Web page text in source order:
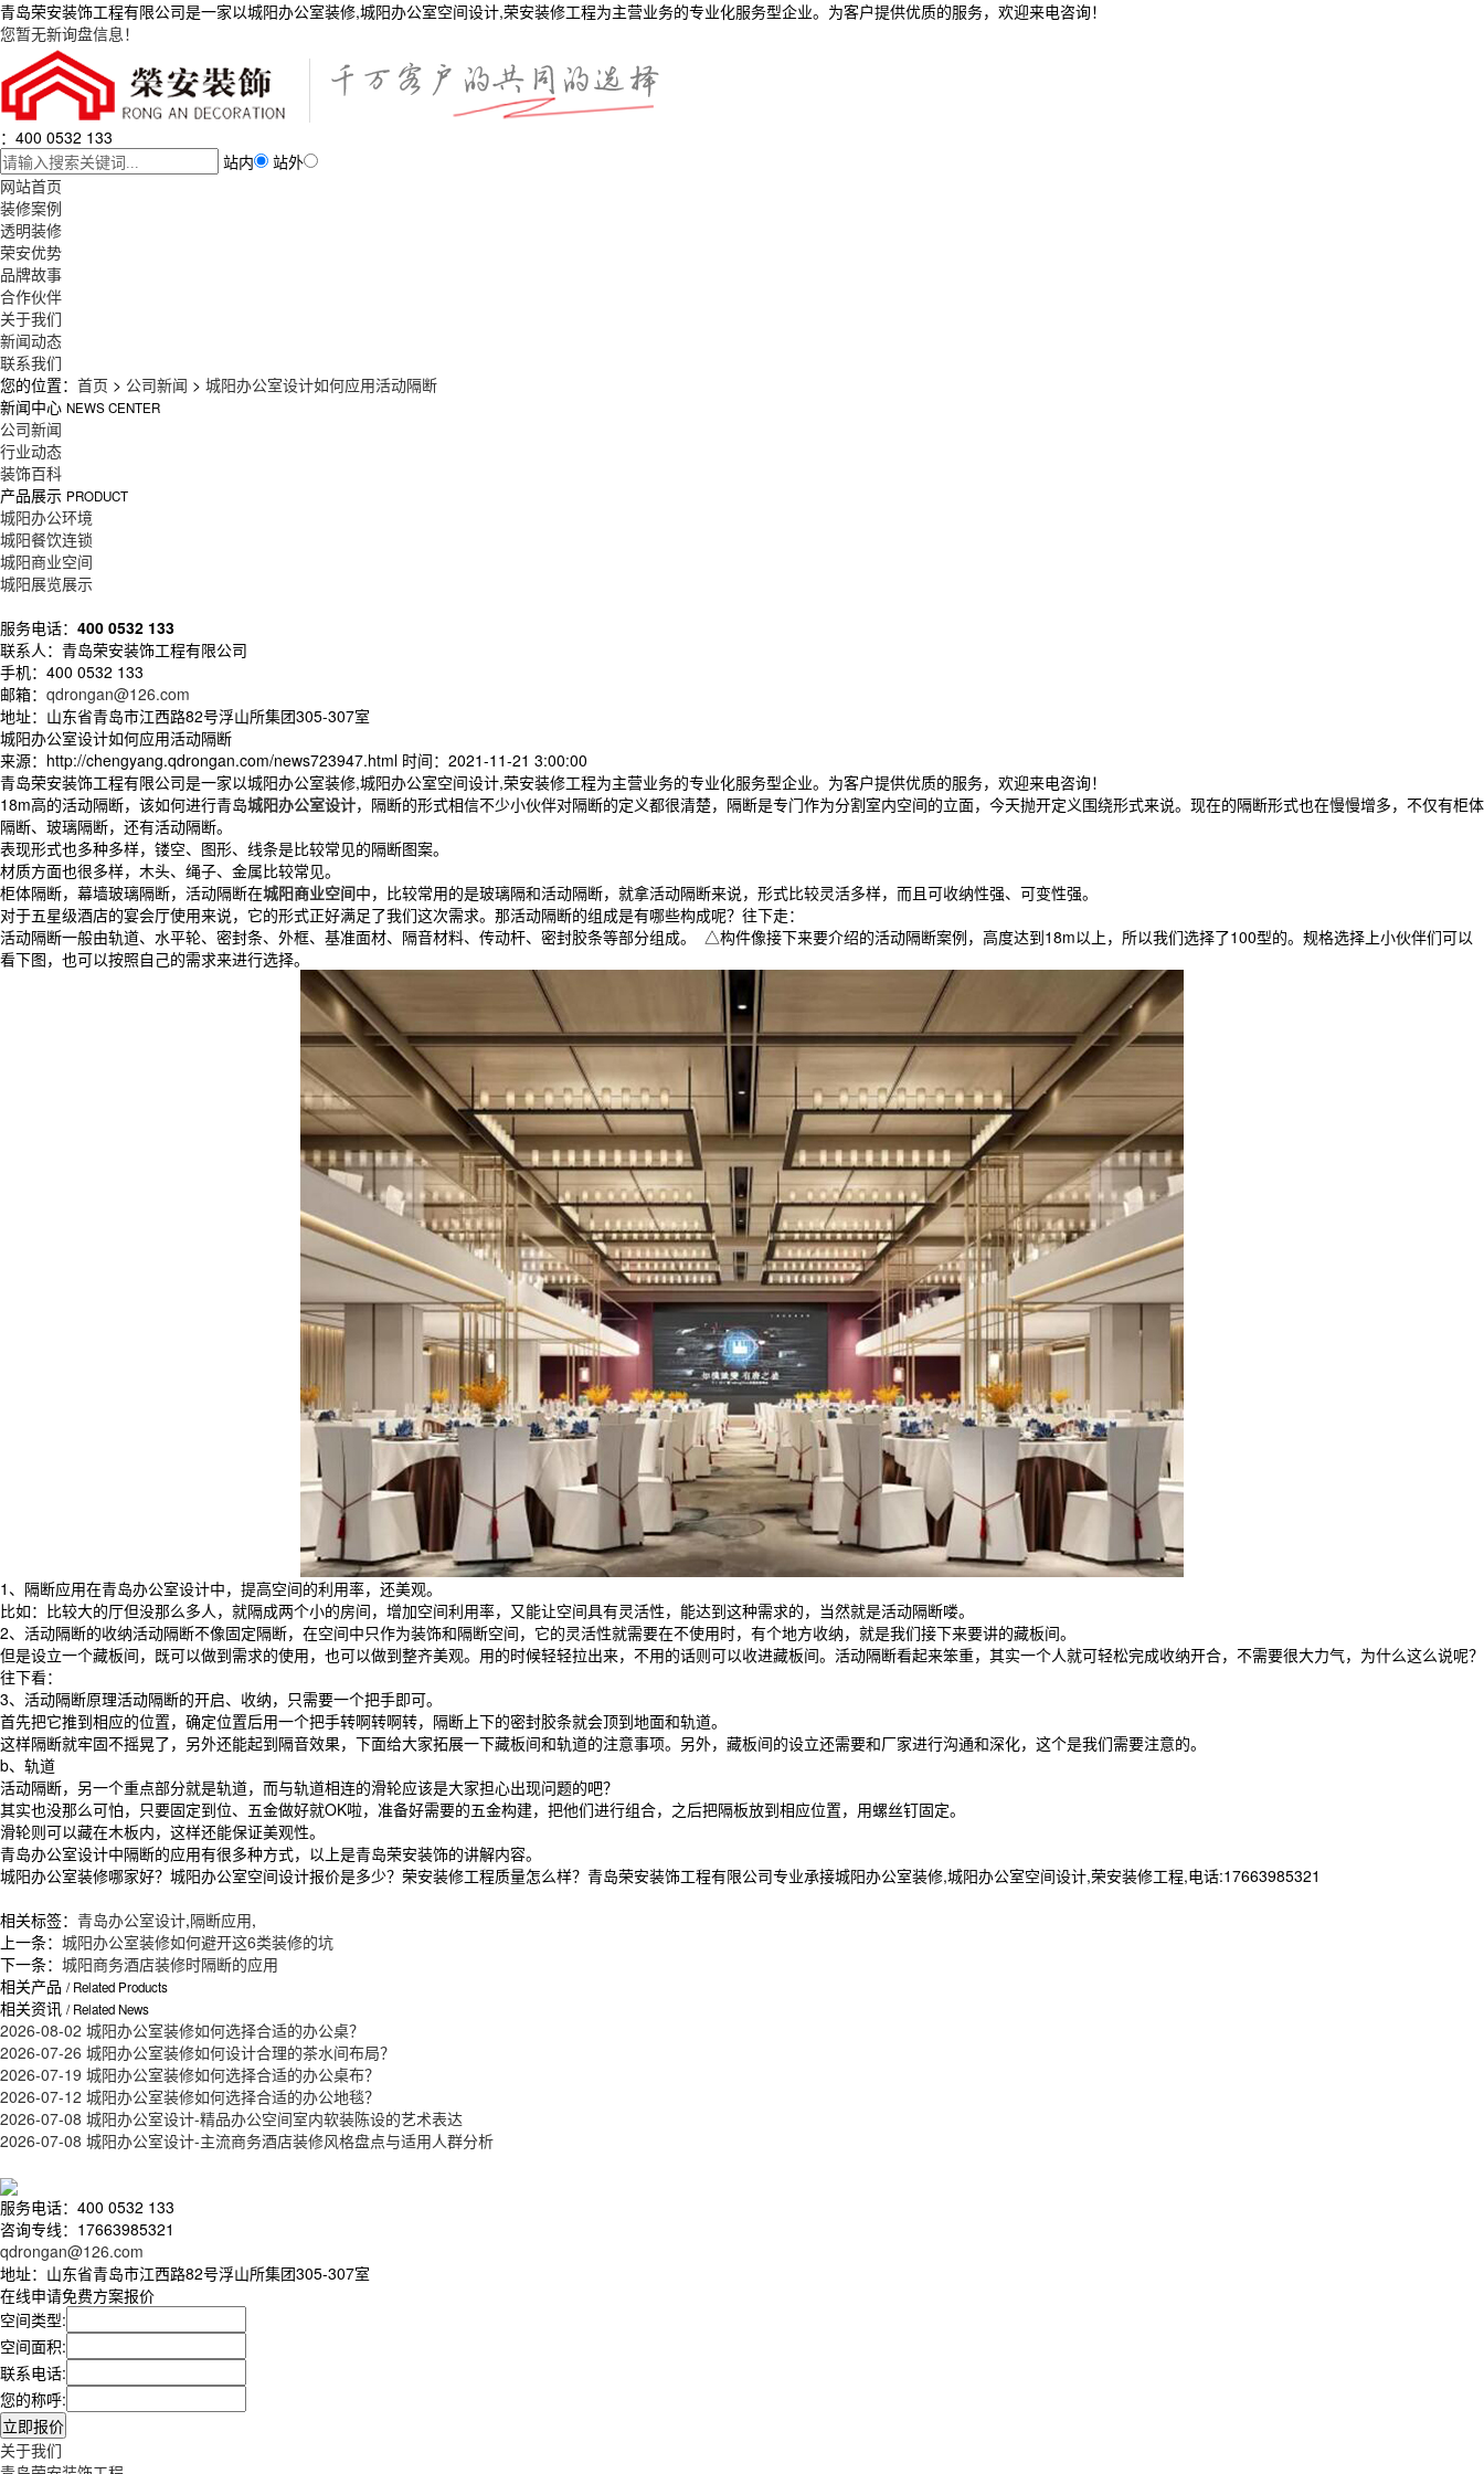
青岛荣安装饰工程有限公司是一家以城阳办公室装修,城阳办公室空间设计,荣安装修工程为主营业务的专业化服务型企业。为客户提供优质的服务，欢迎来电咨询！
您暂无新询盘信息！
：400 0532 133
站内
站外
网站首页
装修案例
透明装修
荣安优势
品牌故事
合作伙伴
关于我们
新闻动态
联系我们
您的位置： 首页 > 公司新闻 > 城阳办公室设计如何应用活动隔断
新闻中心 NEWS CENTER
公司新闻
行业动态
装饰百科
产品展示 PRODUCT
城阳办公环境
城阳餐饮连锁
城阳商业空间
城阳展览展示
服务电话： 400 0532 133
联系人：青岛荣安装饰工程有限公司
手机：400 0532 133
邮箱： qdrongan@126.com
地址：山东省青岛市江西路82号浮山所集团305-307室
城阳办公室设计如何应用活动隔断
来源：http://chengyang.qdrongan.com/news723947.html 时间：2021-11-21 3:00:00
青岛荣安装饰工程有限公司是一家以城阳办公室装修,城阳办公室空间设计,荣安装修工程为主营业务的专业化服务型企业。为客户提供优质的服务，欢迎来电咨询！
18m高的活动隔断，该如何进行青岛城阳办公室设计，隔断的形式相信不少小伙伴对隔断的定义都很清楚，隔断是专门作为分割室内空间的立面，今天抛开定义围绕形式来说。现在的隔断形式也在慢慢增多，不仅有柜体
隔断、玻璃隔断，还有活动隔断。
表现形式也多种多样，镂空、图形、线条是比较常见的隔断图案。
材质方面也很多样，木头、绳子、金属比较常见。
柜体隔断，幕墙玻璃隔断，活动隔断在城阳商业空间中，比较常用的是玻璃隔和活动隔断，就拿活动隔断来说，形式比较灵活多样，而且可收纳性强、可变性强。
对于五星级酒店的宴会厅使用来说，它的形式正好满足了我们这次需求。那活动隔断的组成是有哪些构成呢？往下走：
活动隔断一般由轨道、水平轮、密封条、外框、基准面材、隔音材料、传动杆、密封胶条等部分组成。 △构件像接下来要介绍的活动隔断案例，高度达到18m以上，所以我们选择了100型的。规格选择上小伙伴们可以
看下图，也可以按照自己的需求来进行选择。
1、隔断应用在青岛办公室设计中，提高空间的利用率，还美观。
比如：比较大的厅但没那么多人，就隔成两个小的房间，增加空间利用率，又能让空间具有灵活性，能达到这种需求的，当然就是活动隔断喽。
2、活动隔断的收纳活动隔断不像固定隔断，在空间中只作为装饰和隔断空间，它的灵活性就需要在不使用时，有个地方收纳，就是我们接下来要讲的藏板间。
但是设立一个藏板间，既可以做到需求的使用，也可以做到整齐美观。用的时候轻轻拉出来，不用的话则可以收进藏板间。活动隔断看起来笨重，其实一个人就可轻松完成收纳开合，不需要很大力气，为什么这么说呢？
往下看：
3、活动隔断原理活动隔断的开启、收纳，只需要一个把手即可。
首先把它推到相应的位置，确定位置后用一个把手转啊转啊转，隔断上下的密封胶条就会顶到地面和轨道。
这样隔断就牢固不摇晃了，另外还能起到隔音效果，下面给大家拓展一下藏板间和轨道的注意事项。另外，藏板间的设立还需要和厂家进行沟通和深化，这个是我们需要注意的。
b、轨道
活动隔断，另一个重点部分就是轨道，而与轨道相连的滑轮应该是大家担心出现问题的吧？
其实也没那么可怕，只要固定到位、五金做好就OK啦，准备好需要的五金构建，把他们进行组合，之后把隔板放到相应位置，用螺丝钉固定。
滑轮则可以藏在木板内，这样还能保证美观性。
青岛办公室设计中隔断的应用有很多种方式，以上是青岛荣安装饰的讲解内容。
城阳办公室装修哪家好？城阳办公室空间设计报价是多少？荣安装修工程质量怎么样？青岛荣安装饰工程有限公司专业承接城阳办公室装修,城阳办公室空间设计,荣安装修工程,电话:17663985321
相关标签： 青岛办公室设计,隔断应用,
上一条： 城阳办公室装修如何避开这6类装修的坑
下一条： 城阳商务酒店装修时隔断的应用
相关产品 / Related Products
相关资讯 / Related News
2026-08-02 城阳办公室装修如何选择合适的办公桌？
2026-07-26 城阳办公室装修如何设计合理的茶水间布局？
2026-07-19 城阳办公室装修如何选择合适的办公桌布？
2026-07-12 城阳办公室装修如何选择合适的办公地毯？
2026-07-08 城阳办公室设计-精品办公空间室内软装陈设的艺术表达
2026-07-08 城阳办公室设计-主流商务酒店装修风格盘点与适用人群分析
服务电话：400 0532 133
咨询专线：17663985321
qdrongan@126.com
地址：山东省青岛市江西路82号浮山所集团305-307室
在线申请免费方案报价
空间类型:
空间面积:
联系电话:
您的称呼:
关于我们